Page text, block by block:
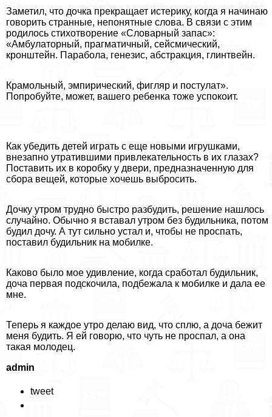
Заметил, что дочка прекращает истерику, когда я начинаю
говорить странные, непонятные слова. В связи с этим
родилось стихотворение «Словарный запас»:
«Амбулаторный, прагматичный, сейсмический,
кронштейн. Парабола, генезис, абстpaкция, глинтвейн.
Крамольный, эмпирический, фигляр и постулат».
Попробуйте, может, вашего ребенка тоже успокоит.
Как убедить детей играть с еще новыми игрушками,
внезапно утратившими привлекательность в их глазах?
Поставить их в коробку у двери, предназначенную для
сбора вещей, которые хочешь выбросить.
Дочку утром трудно быстро разбудить, решение нашлось
случайно. Обычно я вставал утром без будильника, потом
будил дочу. А тут сильно устал и, чтобы не проспать,
поставил будильник на мобилке.
Каково было мое удивление, когда сработал будильник,
доча первая подскочила, подбежала к мобилке и дала ее
мне.
Теперь я каждое утро делаю вид, что сплю, а доча бежит
меня будить. Я ей говорю, что чуть не проспал, а она
такая молодец.
admin
tweet